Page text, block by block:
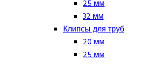
25 мм
32 мм
Клипсы для труб
20 мм
25 мм